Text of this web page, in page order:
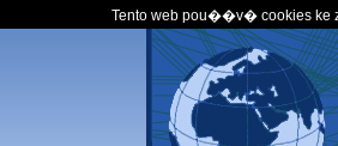
Tento web pou��v� cookies